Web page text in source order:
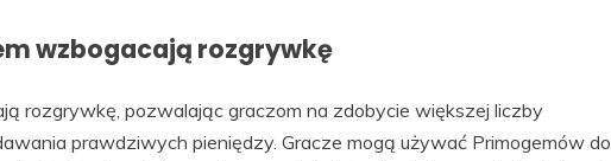
wzbogacają rozgrywkę
rozgrywkę, pozwalając graczom na zdobycie większej liczby
prawdziwych pieniędzy. Gracze mogą używać Primogemów do